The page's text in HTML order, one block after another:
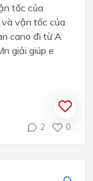
tốc của
vận tốc của
cano đi từ A
giải giúp e
2 0